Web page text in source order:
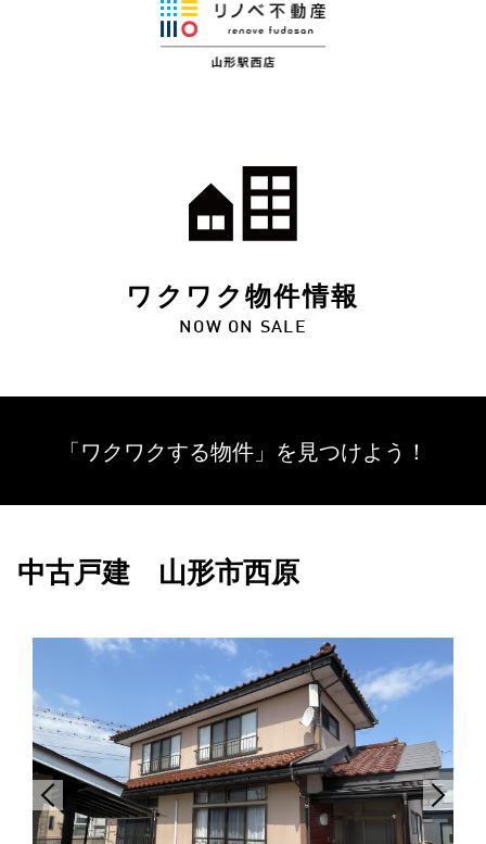
ワクワク物件情報
NOW ON SALE
「ワクワクする物件」を 見つけよう！
中古戸建 山形市西原